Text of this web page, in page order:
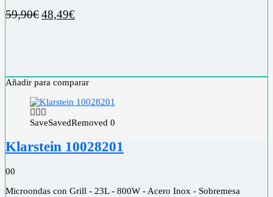
59,90€48,49€
Añadir para comparar
SaveSavedRemoved 0
Klarstein 10028201
00
Microondas con Grill - 23L - 800W - Acero Inox - Sobremesa